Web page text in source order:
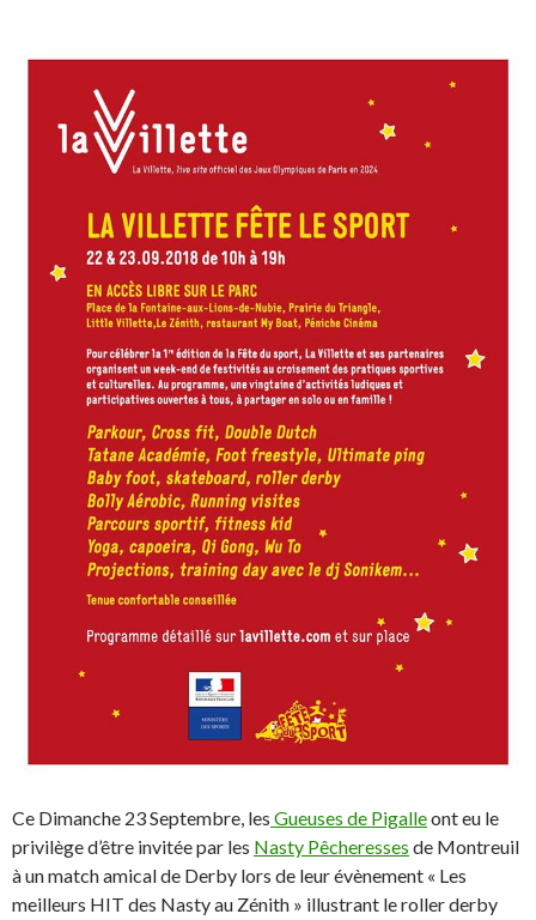
Ce Dimanche 23 Septembre, les Gueuses de Pigalleont eu le
privilège d’être invitée par les Nasty Pêcheresses de Montreuil
à un match amical de Derby lors de leur évènement « Les
meilleurs HIT des Nasty au Zénith » illustrant le roller derby